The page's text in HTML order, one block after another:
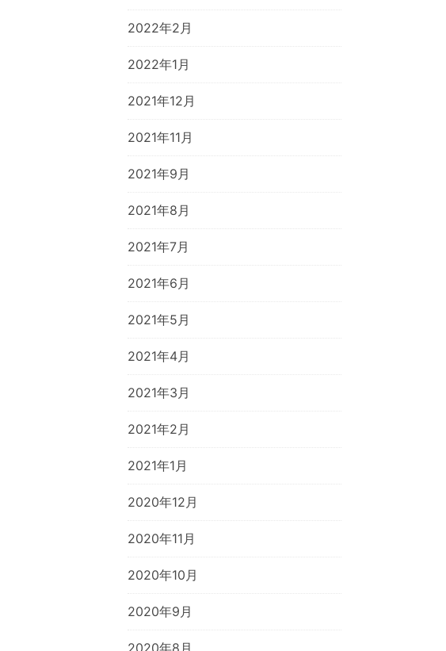
2022年2月
2022年1月
2021年12月
2021年11月
2021年9月
2021年8月
2021年7月
2021年6月
2021年5月
2021年4月
2021年3月
2021年2月
2021年1月
2020年12月
2020年11月
2020年10月
2020年9月
2020年8月